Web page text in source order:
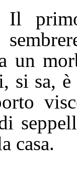
Il
un
si sa,
casa.